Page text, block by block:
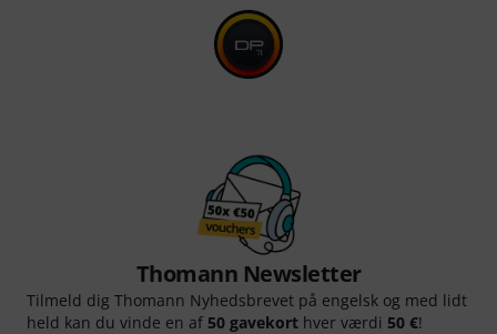
Thomann Newsletter
Tilmeld dig Thomann Nyhedsbrevet på engelsk og med lidt
held kan du vinde en af 50 gavekort hver værdi 50 €!